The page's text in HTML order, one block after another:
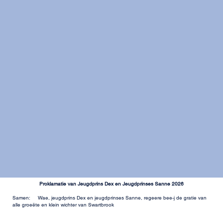
Proklamatie van Jeugdprins Dex en Jeugdprinses Sanne 2026
Samen: Wae, jeugdprins Dex en jeugdprinses Sanne, regeere bee-j de gratie van
alle groeëte en klein wichter van Swartbrook